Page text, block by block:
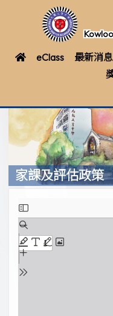
eClass 最新消息
家課及評估政策